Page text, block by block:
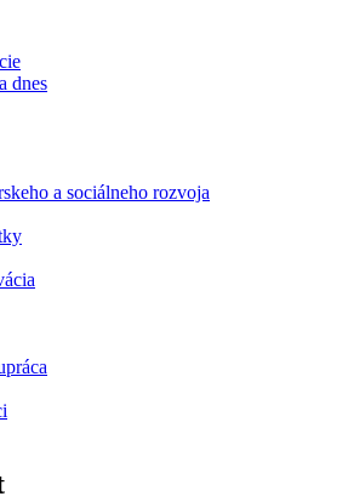
dnes
a sociálneho rozvoja